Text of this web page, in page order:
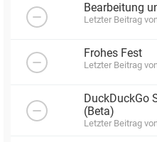
Bearbeitung
Letzter Beitrag
Frohes Fest
Letzter Beitrag
DuckDuckGo
(Beta)
Letzter Beitrag